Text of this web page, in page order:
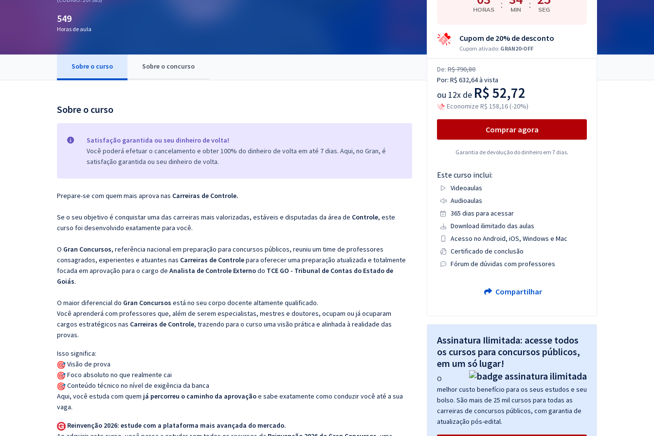
OAB
549
Horas de aula
Sobre o curso Sobre o concurso
Sobre o curso
Satisfação garantida ou seu dinheiro de volta!
Você poderá efetuar o cancelamento e obter 100% do dinheiro de volta em até 7 dias. Aqui, no Gran, é
satisfação garantida ou seu dinheiro de volta.
Prepare-se com quem mais aprova nas Carreiras de Controle.
Se o seu objetivo é conquistar uma das carreiras mais valorizadas, estáveis e disputadas da área de Controle, este
curso foi desenvolvido exatamente para você.
O Gran Concursos, referência nacional em preparação para concursos públicos, reuniu um time de professores
consagrados, experientes e atuantes nas Carreiras de Controlepara oferecer uma preparação atualizada e totalmente
focada em aprovação para o cargo de Analista de Controle Externodo TCE GO - Tribunal de Contas do Estado de
Goiás.
O maior diferencial do Gran Concursos está no seu corpo docente altamente qualificado.
Você aprenderá com professores que, além de serem especialistas, mestres e doutores, ocupam ou já ocuparam
cargos estratégicos nas Carreiras de Controle, trazendo para o curso uma visão prática e alinhada à realidade das
provas.
Isso significa:
Visão de prova
Foco absoluto no que realmente cai
Conteúdo técnico no nível de exigência da banca
Aqui, você estuda com quem já percorreu o caminho da aprovaçãoe sabe exatamente como conduzir você até a sua
vaga.
Reinvenção 2026: estude com a plataforma mais avançada do mercado.
HORAS : MIN : SEG
Cupom de 20% de desconto
Cupom ativado: GRAN20-OFF
De: R$ 790,80
Por: R$ 632,64à vista
ou 12x de R$ 52,72
Economize R$ 158,16 (-20%)
Comprar agora
Garantia de devolução do dinheiro em 7 dias.
Este curso inclui:
Videoaulas
Audioaulas
365 dias para acessar
Download ilimitado das aulas
Acesso no Android, iOS, Windows e Mac
Certificado de conclusão
Fórum de dúvidas com professores
Compartilhar
Assinatura Ilimitada: acesse todos
os cursos para concursos públicos,
em um só lugar!
O
melhor custo benefício para os seus estudos e seu
bolso. São mais de 25 mil cursos para todas as
carreiras de concursos públicos, com garantia de
atualização pós-edital.